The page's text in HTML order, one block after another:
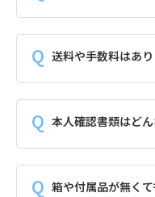
送料や手数料はあ
本人確認書類はど
箱や付属品が無く